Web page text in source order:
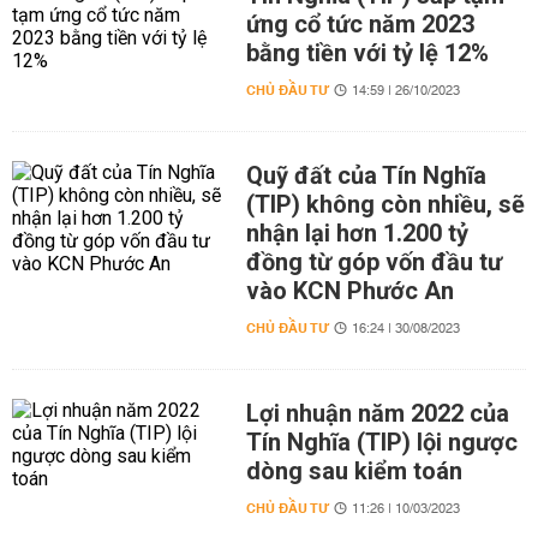
ứng cổ tức năm 2023
bằng tiền với tỷ lệ 12%
CHỦ ĐẦU TƯ 14:59 | 26/10/2023
Quỹ đất của Tín Nghĩa
(TIP) không còn nhiều, sẽ
nhận lại hơn 1.200 tỷ
đồng từ góp vốn đầu tư
vào KCN Phước An
CHỦ ĐẦU TƯ 16:24 | 30/08/2023
Lợi nhuận năm 2022 của
Tín Nghĩa (TIP) lội ngược
dòng sau kiểm toán
CHỦ ĐẦU TƯ 11:26 | 10/03/2023